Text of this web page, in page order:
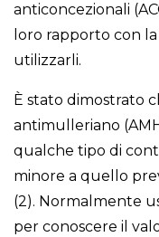
anticoncezionali
loro rapporto con
utilizzarli.
È stato dimostrato
antimulleriano
qualche tipo di
minore a quello
(2). Normalmente
per conoscere il